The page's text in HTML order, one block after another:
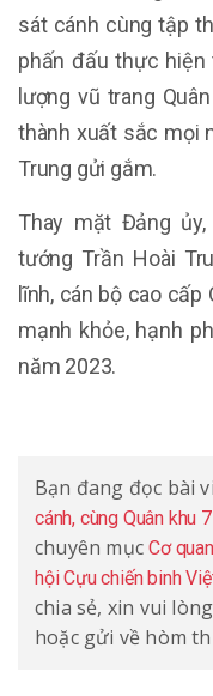
sát cánh cùng tập
phấn đấu thực
lượng vũ trang
thành xuất sắc mọi
Trung gửi gắm.
Thay mặt Đảng
tướng Trần Hoài
lĩnh, cán bộ cao
mạnh khỏe, hạnh
năm 2023.
Bạn đang đọc bài
cánh, cùng Quân khu
chuyên mụcCơ
hội Cựu chiến binh
chia sẻ, xin vui
hoặc gửi về hòm